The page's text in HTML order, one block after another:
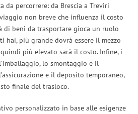
da percorrere: da Brescia a Treviri
non breve che influenza il costo
di beni da trasportare gioca un ruolo
hai, più grande dovrà essere il mezzo
più elevato sarà il costo. Infine, i
lo smontaggio e il
e il deposito temporaneo,
finale del trasloco.
personalizzato in base alle esigenze